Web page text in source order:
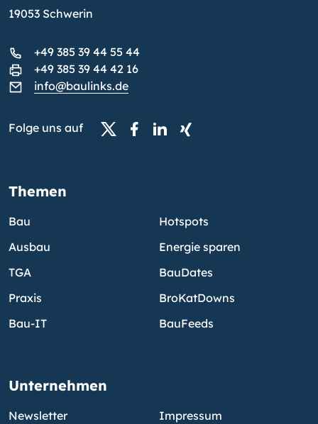
19053 Schwerin
+49 385 39 44 55 44
+49 385 39 44 42 16
info@baulinks.de
Folge uns auf
Themen
Bau
Ausbau
TGA
Praxis
Bau-IT
Hotspots
Energie sparen
BauDates
BroKatDowns
BauFeeds
Unternehmen
Newsletter
Impressum